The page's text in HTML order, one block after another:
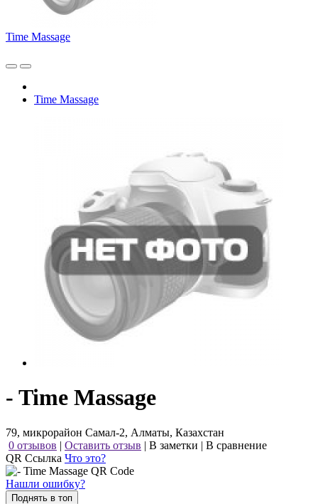
Time Massage
Time Massage
- Time Massage
79, микрорайон Самал-2, Алматы, Казахстан
0 отзывов | Оставить отзыв | В заметки | В сравнение
QR Ссылка Что это?
Нашли ошибку?
Поднять в топ